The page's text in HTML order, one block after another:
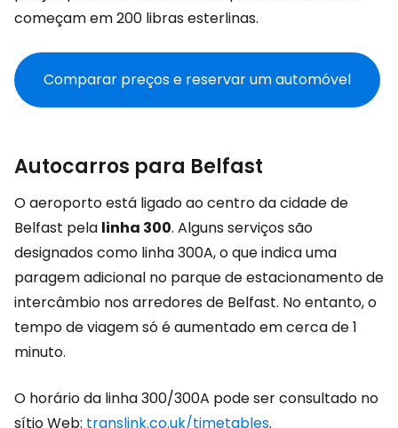
começam em 200 libras esterlinas.
Comparar preços e reservar um automóvel
Autocarros para Belfast
O aeroporto está ligado ao centro da cidade de
Belfast pela linha 300. Alguns serviços são
designados como linha 300A, o que indica uma
paragem adicional no parque de estacionamento de
intercâmbio nos arredores de Belfast. No entanto, o
tempo de viagem só é aumentado em cerca de 1
minuto.
O horário da linha 300/300A pode ser consultado no
sítio Web: translink.co.uk/timetables.